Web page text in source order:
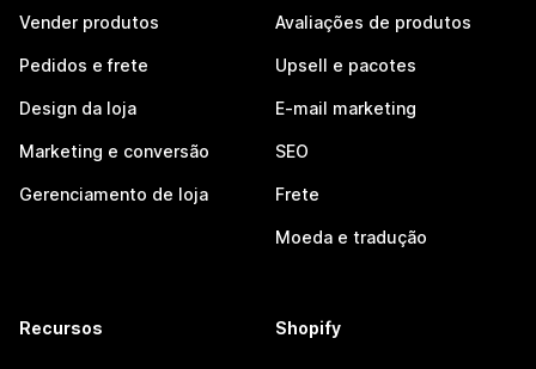
Vender produtos
Pedidos e frete
Design da loja
Marketing e conversão
Gerenciamento de loja
Avaliações de produtos
Upsell e pacotes
E-mail marketing
SEO
Frete
Moeda e tradução
Recursos Shopify